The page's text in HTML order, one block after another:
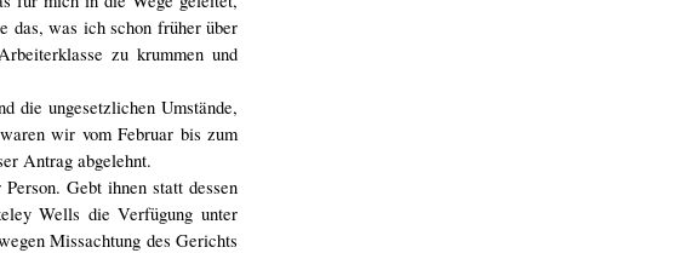
das, was ich schon früher über
zu krummen und
die ungesetzlichen Umstände,
wir vom Februar bis zum
Antrag abgelehnt.
Gebt ihnen statt dessen
Wells die Verfügung unter
Missachtung des Gerichts